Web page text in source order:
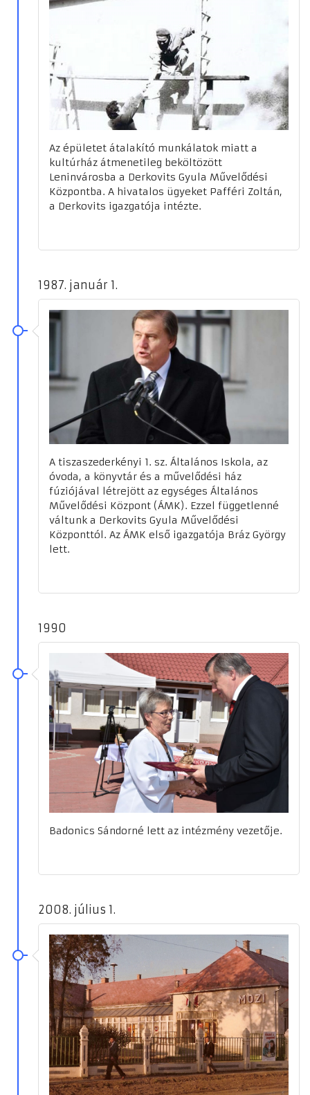
Az épületet átalakító munkálatok miatt a
kultúrház átmenetileg beköltözött
Leninvárosba a Derkovits Gyula Művelődési
Központba. A hivatalos ügyeket Pafféri Zoltán,
a Derkovits igazgatója intézte.
1987. január 1.
A tiszaszederkényi 1. sz. Általános Iskola, az
óvoda, a könyvtár és a művelődési ház
fúziójával létrejött az egységes Általános
Művelődési Központ (ÁMK). Ezzel függetlenné
váltunk a Derkovits Gyula Művelődési
Központtól. Az ÁMK első igazgatója Bráz György
lett.
1990
Badonics Sándorné lett az intézmény vezetője.
2008. július 1.